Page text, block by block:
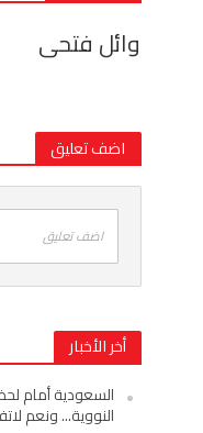
وائل فتحى
اضف تعليق
اضف تعليق
أخر الأخبار
السعودية أمام
النووية… ونعم